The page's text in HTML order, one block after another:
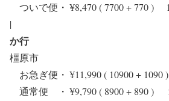
ついで便・ ¥8,470 ( 7700 + 770 )
|
か行
橿原市
お急ぎ便・ ¥11,990 ( 10900 +
通常便 ・ ¥9,790 ( 8900 + 890 )